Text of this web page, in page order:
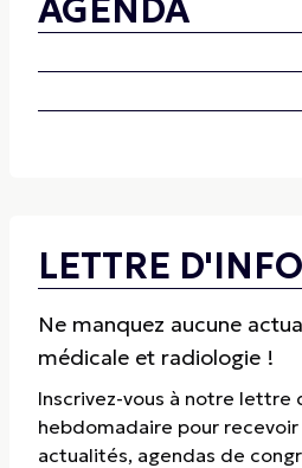
AGENDA
LETTRE
Ne manquez aucune
médicale et radiologie !
Inscrivez-vous à notre lettre
hebdomadaire pour
actualités, agendas de